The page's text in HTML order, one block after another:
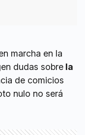
marcha en la
dudas sobre la
de comicios
nulo no será